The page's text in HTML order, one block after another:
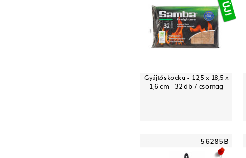
Gyújtóskocka - 12,5 x 18,5 x
1,6 cm - 32 db / csomag
56285B